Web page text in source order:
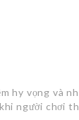
hy vọng và
người chơi